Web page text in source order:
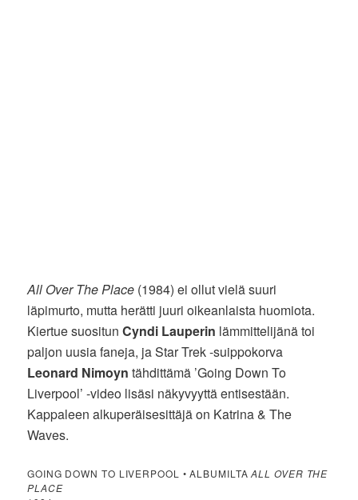
All Over The Place (1984) ei ollut vielä suuri
läpimurto, mutta herätti juuri oikeanlaista huomiota.
Kiertue suositunCyndi Lauperin lämmittelijänä toi
paljon uusia faneja, ja Star Trek -suippokorva
Leonard Nimoyn tähdittämä ’Going Down To
Liverpool’ -video lisäsi näkyvyyttä entisestään.
Kappaleen alkuperäisesittäjä on Katrina & The
Waves.
GOING DOWN TO LIVERPOOL • ALBUMILTAALL OVER THE
PLACE